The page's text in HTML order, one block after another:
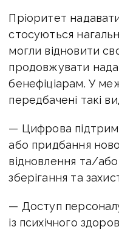
Пріоритет
стосуються
могли відновити
продовжувати
бенефіціарам. У
передбачені такі
— Цифрова
або придбання
відновлення та/
зберігання та
— Доступ
із психічного